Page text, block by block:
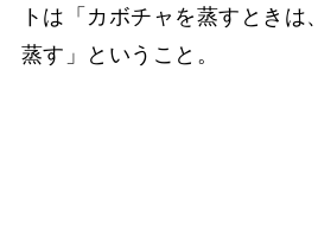
トは「カボチャを蒸すときは、
蒸す」ということ。